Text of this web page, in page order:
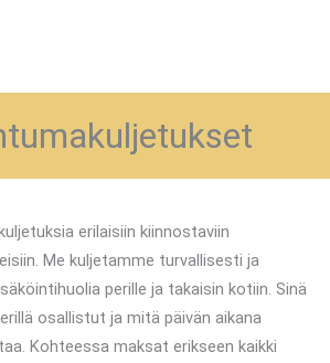
erilaisiin kiinnostaviin
Me kuljetamme turvallisesti ja
perille ja takaisin kotiin. Sinä
osallistut ja mitä päivän aikana
Kohteessa maksat erikseen kaikki